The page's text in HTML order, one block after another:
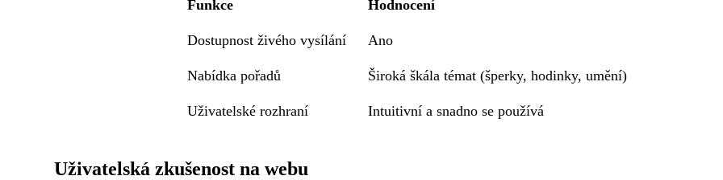
Funkce Hodnocení
Dostupnost živého vysílání Ano
Nabídka pořadů Široká škála témat (šperky, hodinky, umění)
Uživatelské rozhraní Intuitivní a snadno se používá
Uživatelská zkušenost na webu